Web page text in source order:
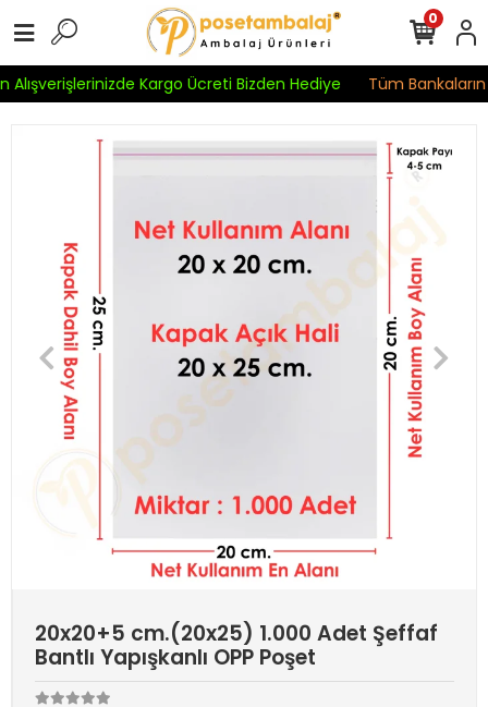
Kargo Ücreti Bizden Hediye Tüm
0
20x20+5 cm.(20x25) 1.000 Adet Şeffaf
Bantlı Yapışkanlı OPP Poşet